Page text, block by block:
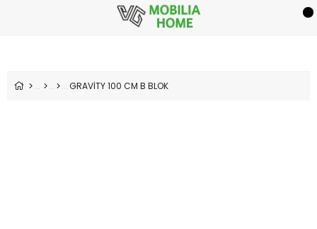
GRAVİTY 100 CM B BLOK